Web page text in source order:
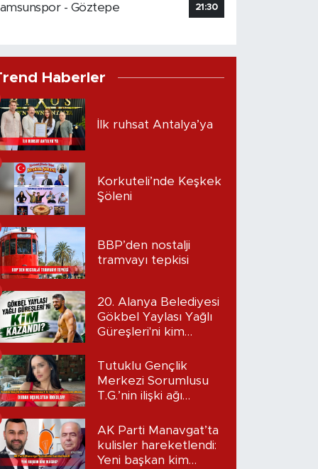
- Göztepe
21:30
Haberler
İlk ruhsat Antalya’ya
Korkuteli’nde Keşkek
Şöleni
BBP’den nostalji
tramvayı tepkisi
20. Alanya Belediyesi
Gökbel Yaylası Yağlı
Güreşleri'ni kim
Tutuklu Gençlik
Merkezi Sorumlusu
T.G.’nin ilişki ağı
Dudak uçuklatan
iddialar!
AK Parti Manavgat’ta
kulisler hareketlendi:
Yeni başkan kim